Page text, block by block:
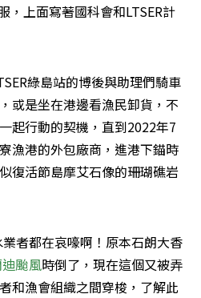
，上面寫著國科會和LTSER計
綠島站的博後與助理們騎車
或是坐在港邊看漁民卸貨，不
起行動的契機，直到2022年7
漁港的外包廠商，進港下錨時
復活節島摩艾石像的珊瑚礁岩
者都在哀嚎啊！原本石朗大香
颱風時倒了，現在這個又被弄
和漁會組織之間穿梭，了解此